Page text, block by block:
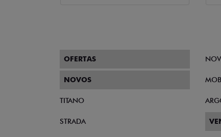
OFERTAS
NOVOS
TITANO
STRADA